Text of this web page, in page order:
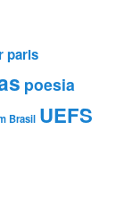
paris
poesia
Brasil UEFS